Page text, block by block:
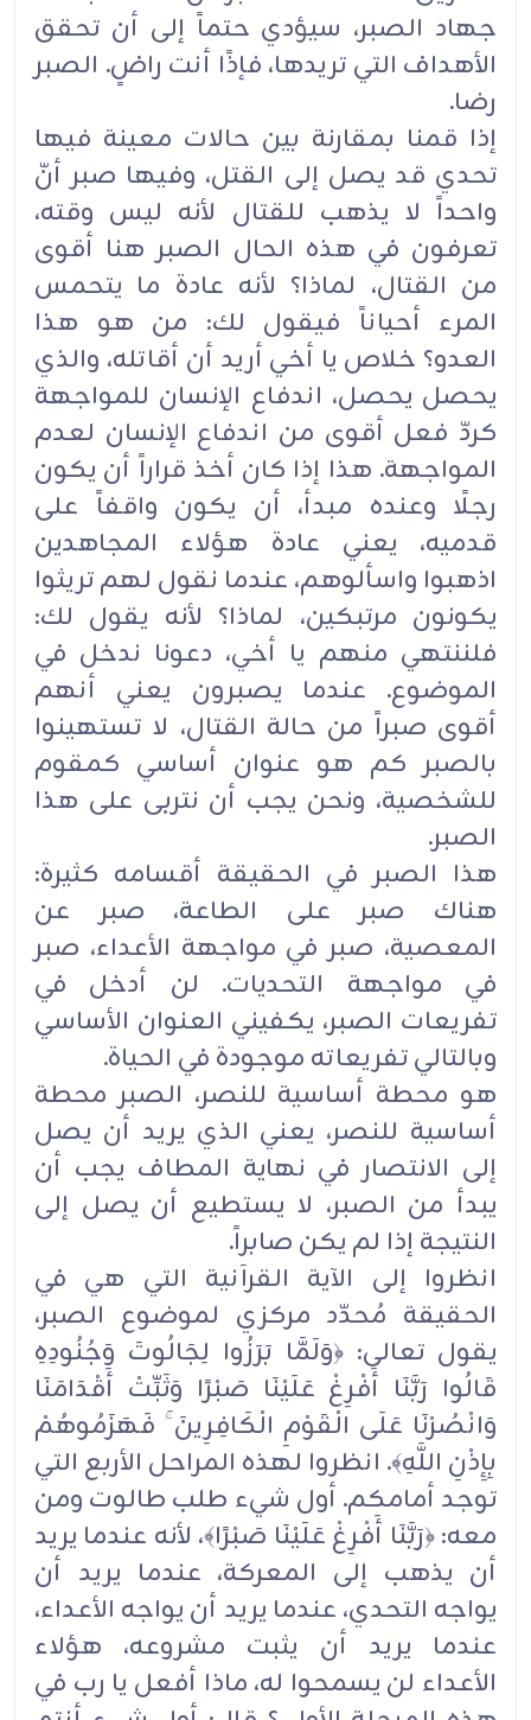
جهاد الصبر، سيؤدي حتماً إلى أن تحقق
الأهداف التي تريدها، فإذًا أنت راضٍ. الصبر
رضا.
إذا قمنا بمقارنة بين حالات معينة فيها
تحدي قد يصل إلى القتل، وفيها صبر أنّ
واحداً لا يذهب للقتال لأنه ليس وقته،
تعرفون في هذه الحال الصبر هنا أقوى
من القتال، لماذا؟ لأنه عادة ما يتحمس
المرء أحياناً فيقول لك: من هو هذا
العدو؟ خلاص يا أخي أريد أن أقاتله، والذي
يحصل يحصل، اندفاع الإنسان للمواجهة
كردّ فعل أقوى من اندفاع الإنسان لعدم
المواجهة. هذا إذا كان أخذ قراراً أن يكون
رجلًا وعنده مبدأ، أن يكون واقفاً على
قدميه، يعني عادة هؤلاء المجاهدين
اذهبوا واسألوهم، عندما نقول لهم تريثوا
يكونون مرتبكين، لماذا؟ لأنه يقول لك:
فلننتهي منهم يا أخي، دعونا ندخل في
الموضوع. عندما يصبرون يعني أنهم
أقوى صبراً من حالة القتال، لا تستهينوا
بالصبر كم هو عنوان أساسي كمقوم
للشخصية، ونحن يجب أن نتربى على هذا
الصبر.
هذا الصبر في الحقيقة أقسامه كثيرة:
هناك صبر على الطاعة، صبر عن
المعصية، صبر في مواجهة الأعداء، صبر
في مواجهة التحديات. لن أدخل في
تفريعات الصبر، يكفيني العنوان الأساسي
وبالتالي تفريعاته موجودة في الحياة.
هو محطة أساسية للنصر، الصبر محطة
أساسية للنصر، يعني الذي يريد أن يصل
إلى الانتصار في نهاية المطاف يجب أن
يبدأ من الصبر، لا يستطيع أن يصل إلى
النتيجة إذا لم يكن صابراً.
انظروا إلى الآية القرآنية التي هي في
الحقيقة مُحدّد مركزي لموضوع الصبر،
يقول تعالى: ﴿وَلَمَّا بَرَزُوا لِجَالُوتَ وَجُنُودِهِ
قَالُوا رَبَّنَا أَفْرِغْ عَلَيْنَا صَبْرًا وَثَبِّتْ أَقْدَامَنَا
وَانْصُرْنَا عَلَى الْقَوْمِ الْكَافِرِينَ ۚ فَهَزَمُوهُمْ
بِإِذْنِ اللَّهِ﴾. انظروا لهذه المراحل الأربع التي
توجد أمامكم. أول شيء طلب طالوت ومن
معه: ﴿رَبَّنَا أَفْرِغْ عَلَيْنَا صَبْرًا﴾، لأنه عندما يريد
أن يذهب إلى المعركة، عندما يريد أن
يواجه التحدي، عندما يريد أن يواجه الأعداء،
عندما يريد أن يثبت مشروعه، هؤلاء
الأعداء لن يسمحوا له، ماذا أفعل يا رب في